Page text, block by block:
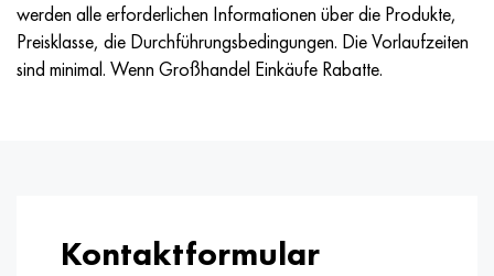
werden alle erforderlichen Informationen über die Produkte,
Preisklasse, die Durchführungsbedingungen. Die Vorlaufzeiten
sind minimal. Wenn Großhandel Einkäufe Rabatte.
Kontaktformular